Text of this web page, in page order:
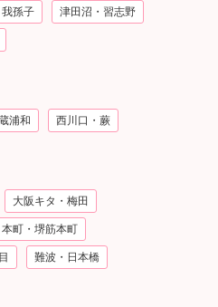
孫子 津田沼・習志野
浦和 西川口・蕨
大阪キタ・梅田
本町・堺筋本町
難波・日本橋